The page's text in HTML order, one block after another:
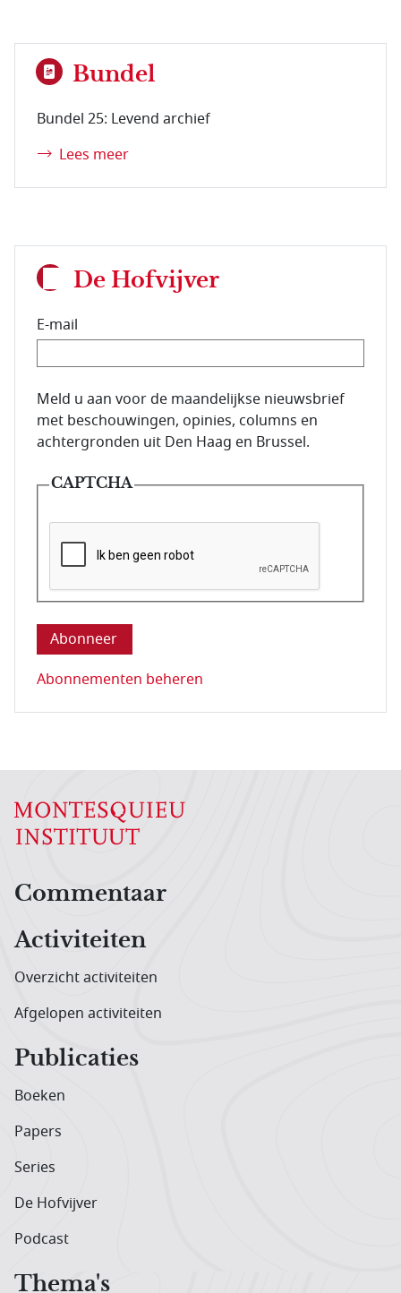
Bundel
Bundel 25: Levend archief
Lees meer
De Hofvijver
E-mail
E-mailadres van de abonnee.
Meld u aan voor de maandelijkse nieuwsbrief
met beschouwingen, opinies, columns en
achtergronden uit Den Haag en Brussel.
CAPTCHA
Deze vraag is om te controleren dat u een mens
Abonnementen beheren
Hoofdnavigatiemenu
Commentaar
Activiteiten
Overzicht activiteiten
Afgelopen activiteiten
Publicaties
Boeken
Papers
Series
De Hofvijver
Podcast
Thema's